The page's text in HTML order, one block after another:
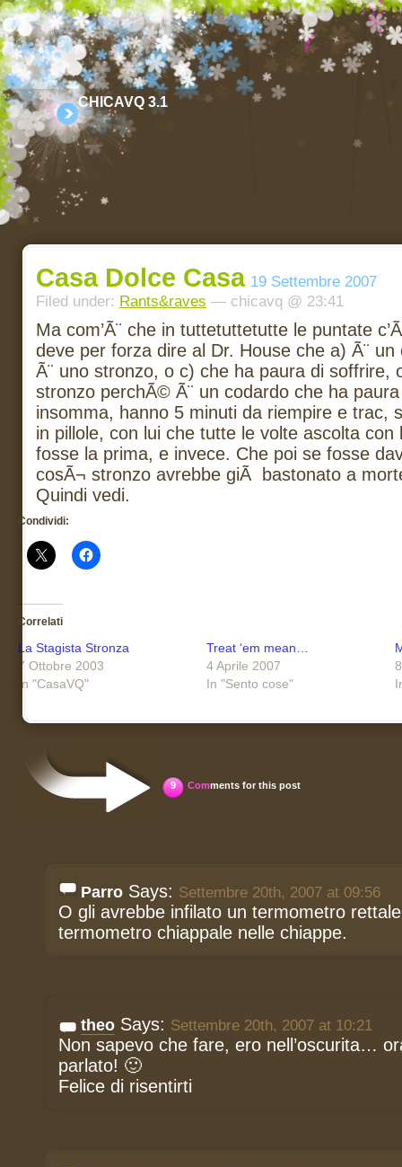
CHICAVQ 3.1
Casa Dolce Casa 19 Settembre 2007
Filed under: Rants&raves — chicavq @ 23:41
Ma com’Ã¨ che in tuttetuttetutte le puntate
deve per forza dire al Dr. House che a) Ã¨
Ã¨ uno stronzo, o c) che ha paura di soffrire,
stronzo perchÃ© Ã¨ un codardo che ha
insomma, hanno 5 minuti da riempire e trac,
in pillole, con lui che tutte le volte ascolta con
fosse la prima, e invece. Che poi se fosse
cosÃ¬ stronzo avrebbe giÃ bastonato a
Quindi vedi.
Condividi:
Correlati
La Stagista Stronza
7 Ottobre 2003
In "CasaVQ"
Treat ‘em mean…
4 Aprile 2007
In "Sento cose"
9 Comments for this post
Parro Says: Settembre 20th, 2007 at 09:56
O gli avrebbe infilato un termometro
termometro chiappale nelle chiappe.
theo Says: Settembre 20th, 2007 at 10:21
Non sapevo che fare, ero nell’oscurita…
parlato! 🙂
Felice di risentirti